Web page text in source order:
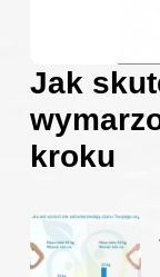
Jak
kroku